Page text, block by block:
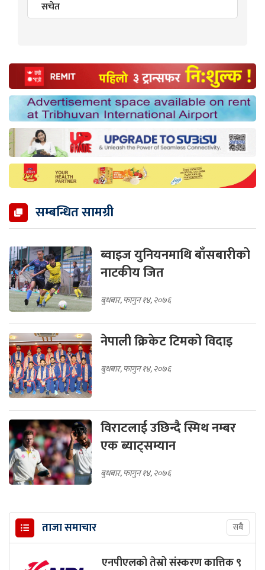
सचेत
सम्बन्धित सामग्री
ब्वाइज युनियनमाथि बाँसबारीको
नाटकीय जित
बुधबार, फागुन १४, २०७६
नेपाली क्रिकेट टिमको विदाइ
बुधबार, फागुन १४, २०७६
विराटलाई उछिन्दै स्मिथ नम्बर
एक ब्याट्सम्यान
बुधबार, फागुन १४, २०७६
ताजा समाचार सबै
एनपीएलको तेस्रो संस्करण कात्तिक ९